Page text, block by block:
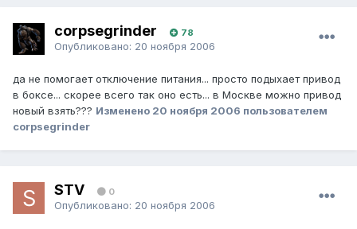
corpsegrinder 78
Опубликовано: 20 ноября 2006
да не помогает отключение питания... просто подыхает привод
в боксе... скорее всего так оно есть... в Москве можно привод
новый взять??? Изменено 20 ноября 2006 пользователем
corpsegrinder
STV 0
Опубликовано: 20 ноября 2006